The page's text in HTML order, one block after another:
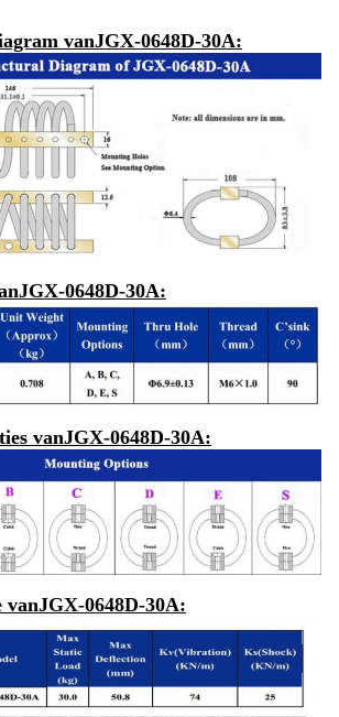
vanJGX-0648D-30A:
JGX-0648D-30A:
vanJGX-0648D-30A:
vanJGX-0648D-30A: